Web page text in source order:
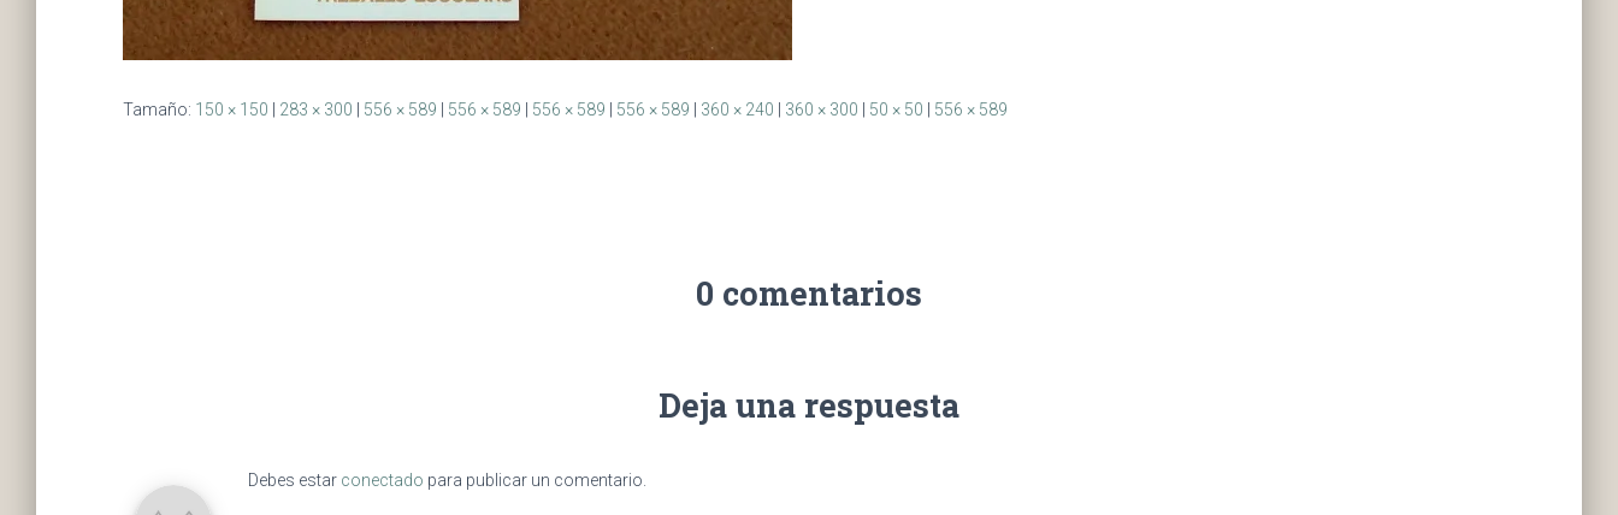
Tamaño: 150 × 150 283 × 300 556 × 589 556 × 589 556 × 589 556 × 589 360 × 240 360 × 300 50 × 50 556 × 589
0 comentarios
Deja una respuesta
Debes estar conectado para publicar un comentario.